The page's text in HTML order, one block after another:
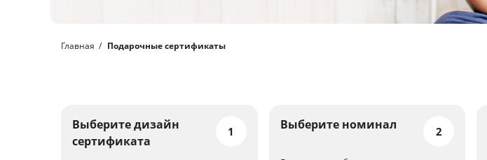
Главная Подарочные сертификаты
Выберите дизайн
сертификата
1 Выберите номинал 2